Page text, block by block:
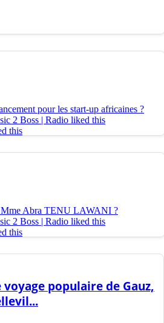
populaire de Gauz,